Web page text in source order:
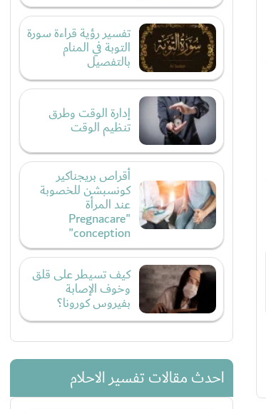
تفسير رؤية قراءة سورة
التوبة في المنام
بالتفصيل
إدارة الوقت وطرق
تنظيم الوقت
أقراص بريجناكير
كونسبشن للخصوبة
عند المرأة
"Pregnacare
conception"
كيف تسيطر على قلق
وخوف الإصابة
بفيروس كورونا؟
احدث مقالات تفسير الاحلام